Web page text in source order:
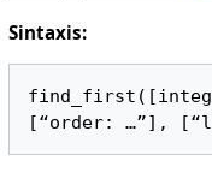
Sintaxis:
[“order: …”],